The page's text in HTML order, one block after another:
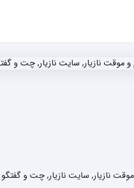
سایت نازیار, چت و گفتگو